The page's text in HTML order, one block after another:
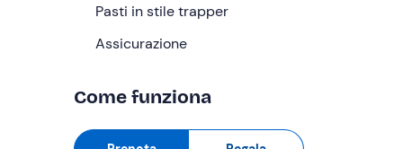
survival": inodi di base, la
del gruppo, per garantire un'esperienza sempre
Ci dedicheremo poi all'
prepararci ipasti in stile trapper
insieme la cena e passeremo laserata in
Pasti in stile trapper
Assicurazione
Come funziona